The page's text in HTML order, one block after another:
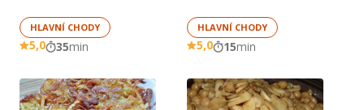
HLAVNÍ CHODY
5,0 35min
HLAVNÍ CHODY
5,0 15min